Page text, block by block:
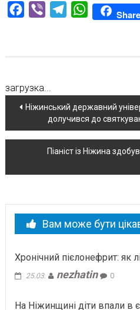
Facebook
Viber TelegramWhatsAppShare
загрузка...
Навігація
по
новині
Ніжинський державний
долучився до
Піаніст із Ніжина
Вам може бути
Хронічний пієлонефрит: як
25.03. nezhatin 0
На Ніжинщині діти впали в